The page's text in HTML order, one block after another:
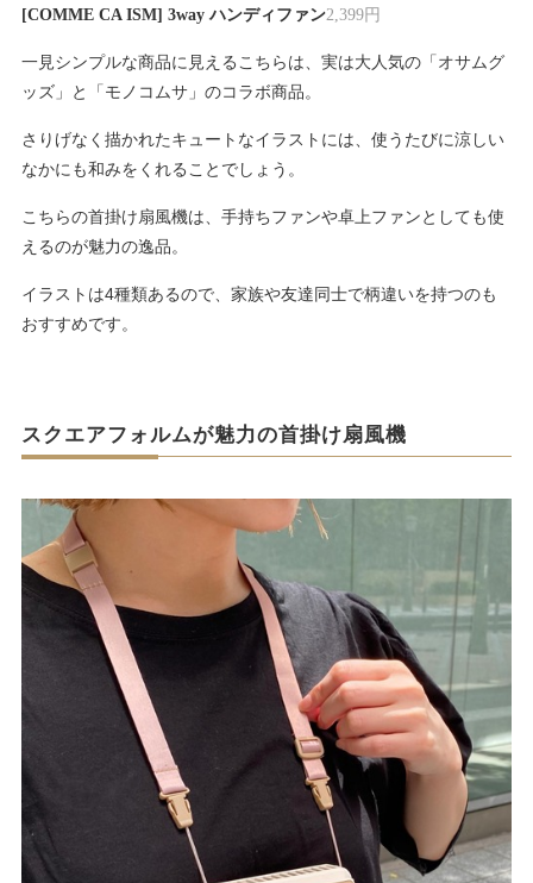
[COMME CA ISM] 3way ハンディファン2,399円
一見シンプルな商品に見えるこちらは、実は大人気の「オサムグ
ッズ」と「モノコムサ」のコラボ商品。
さりげなく描かれたキュートなイラストには、使うたびに涼しい
なかにも和みをくれることでしょう。
こちらの首掛け扇風機は、手持ちファンや卓上ファンとしても使
えるのが魅力の逸品。
イラストは4種類あるので、家族や友達同士で柄違いを持つのも
おすすめです。
スクエアフォルムが魅力の首掛け扇風機